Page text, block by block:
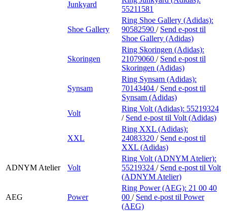
Junkyard
55211581
Shoe Gallery
Ring Shoe Gallery (Adidas):
90582590 / Send e-post til
Shoe Gallery (Adidas)
Skoringen
Ring Skoringen (Adidas):
21079060 / Send e-post til
Skoringen (Adidas)
Synsam
Ring Synsam (Adidas):
70143404 / Send e-post til
Synsam (Adidas)
Volt
Ring Volt (Adidas): 55219324
/ Send e-post til Volt (Adidas)
XXL
Ring XXL (Adidas):
24083320 / Send e-post til
XXL (Adidas)
ADNYM Atelier Volt
Ring Volt (ADNYM Atelier):
55219324 / Send e-post til Volt
(ADNYM Atelier)
AEG Power
Ring Power (AEG): 21 00 40
00 / Send e-post til Power
(AEG)